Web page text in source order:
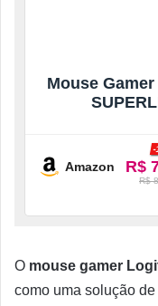
Mouse
Bateria
Amazon R$
-
R$
O mouse gamer
como uma solução